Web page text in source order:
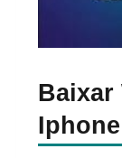
Baixar
Iphone